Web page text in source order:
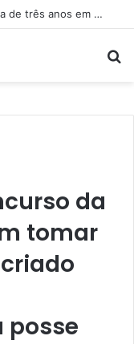
Polícia Civil investiga morte de criança de três anos em Palmas; pai é suspeito de agressão
da
tomar
posse